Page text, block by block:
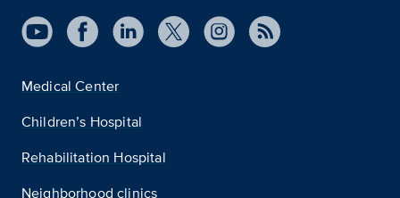
Medical Center
Children’s Hospital
Rehabilitation Hospital
Neighborhood clinics